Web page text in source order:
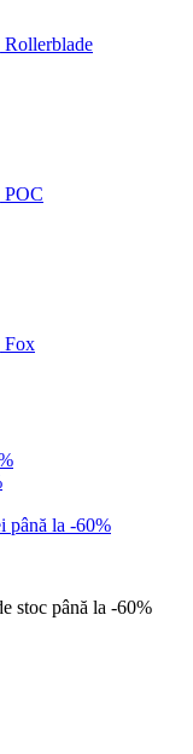
Rollerblade
POC
Fox
până la -60%
stoc până la -60%